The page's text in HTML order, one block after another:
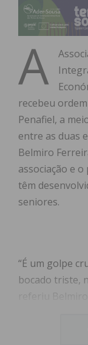
A
recebeu
Penafiel, a
entre as duas
Belmiro
associação e
têm
seniores.
“É um golpe
bocado triste,
durante a